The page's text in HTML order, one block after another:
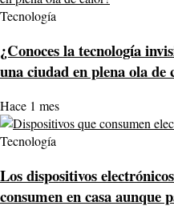
Tecnología
¿Conoces la tecnología
una ciudad en plena ola de
Hace 1 mes
Tecnología
Los dispositivos
consumen en casa aunque